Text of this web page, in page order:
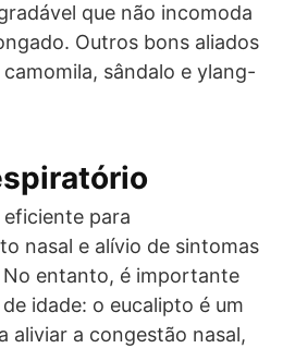
que não incomoda
Outros bons aliados
sândalo e ylang-
para
nasal e alívio de sintomas
entanto, é importante
idade: o eucalipto é um
aliviar a congestão nasal,